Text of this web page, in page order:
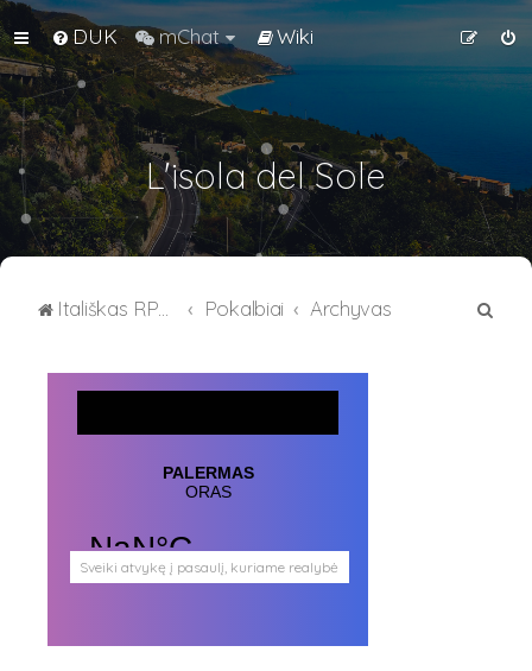
DUK mChat Wiki
L'isola del Sole
Itališkas RPG forumas Pokalbiai Archyvas
Sveiki atvykę į pasaulį, kuriame realybė
persipina su mistika. Pasaulį, kuris